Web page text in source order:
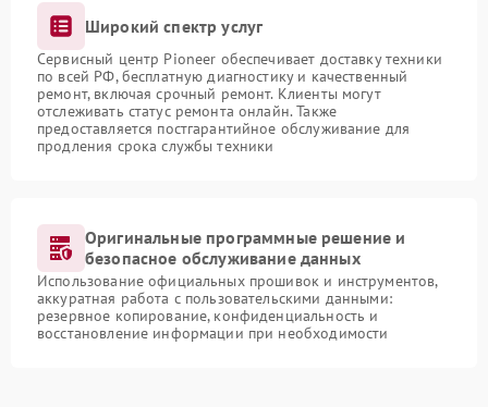
Широкий спектр услуг
Сервисный центр Pioneer обеспечивает доставку техники
по всей РФ, бесплатную диагностику и качественный
ремонт, включая срочный ремонт. Клиенты могут
отслеживать статус ремонта онлайн. Также
предоставляется постгарантийное обслуживание для
продления срока службы техники
Оригинальные программные решение и
безопасное обслуживание данных
Использование официальных прошивок и инструментов,
аккуратная работа с пользовательскими данными:
резервное копирование, конфиденциальность и
восстановление информации при необходимости